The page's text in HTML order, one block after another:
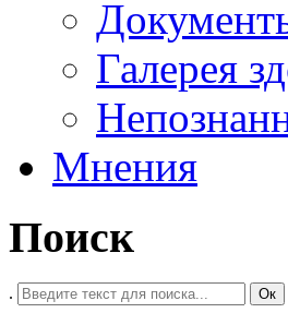
Галерея
Мнения
Поиск
. Ок